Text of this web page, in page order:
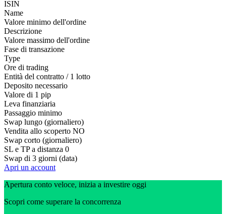
ISIN
Name
Valore minimo dell'ordine
Descrizione
Valore massimo dell'ordine
Fase di transazione
Type
Ore di trading
Entità del contratto / 1 lotto
Deposito necessario
Valore di 1 pip
Leva finanziaria
Passaggio minimo
Swap lungo (giornaliero)
Vendita allo scoperto NO
Swap corto (giornaliero)
SL e TP a distanza 0
Swap di 3 giorni (data)
Apri un account
Apertura conto veloce, inizia a investire oggi
Scopri come superare la concorrenza